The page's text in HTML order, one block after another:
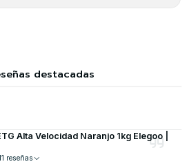
destacadas
Alta Velocidad Naranjo 1kg Elegoo |
11 reseñas